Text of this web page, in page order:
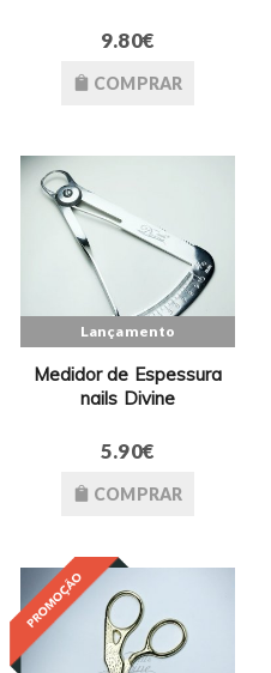
9.80€
COMPRAR
Lançamento
Medidor de Espessura
nails Divine
5.90€
COMPRAR